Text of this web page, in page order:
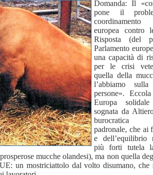
Domanda: Il
pone il
europea contro
Risposta (del
Parlamento
una capacità di
per le crisi
quella della
l’abbiamo
persone».
Europa
sognata da
burocratica
padronale, che ai
e dell’equilibrio
più forti tutela
mucche olandesi), ma non quella
un mostriciattolo dal volto disumano, che